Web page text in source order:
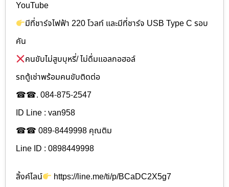
YouTube
มีที่ชาร์จไฟฟ้า 220 โวลท์ และมีที่ชาร์จ USB Type C รอบ
คัน
คนขับไม่สูบบุหรี่/ ไม่ดื่มแอลกอฮอล์
รถตู้เช่าพร้อมคนขับติดต่อ
☎☎. 084-875-2547
ID Line : van958
☎☎ 089-8449998 คุณติม
Line ID : 0898449998
ลิ้งค์ไลน์
https://line.me/ti/p/BCaDC2X5g7